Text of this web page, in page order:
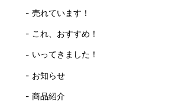
売れています！
これ、おすすめ！
いってきました！
お知らせ
商品紹介